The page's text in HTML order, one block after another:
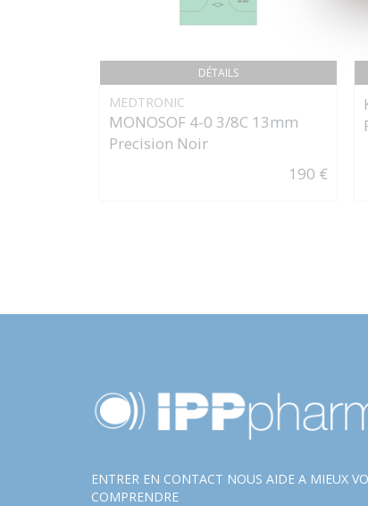
DÉTAILS
MEDTRONIC
MONOSOF 4-0 3/8C 13mm
Precision Noir
190 €
ENTRER EN CONTACT NOUS AIDE A MIEUX
COMPRENDRE